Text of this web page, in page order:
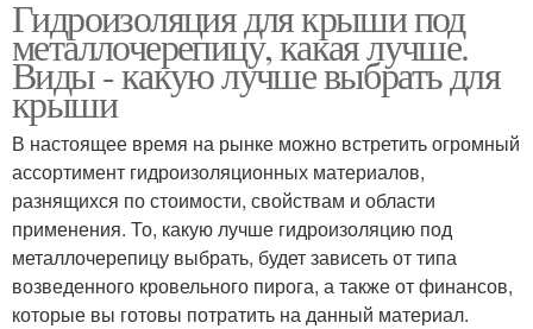
Гидроизоляция для крыши под
металлочерепицу, какая лучше.
Виды - какую лучше выбрать для
крыши
В настоящее время на рынке можно встретить огромный
ассортимент гидроизоляционных материалов,
разнящихся по стоимости, свойствам и области
применения. То, какую лучше гидроизоляцию под
металлочерепицу выбрать, будет зависеть от типа
возведенного кровельного пирога, а также от финансов,
которые вы готовы потратить на данный материал.